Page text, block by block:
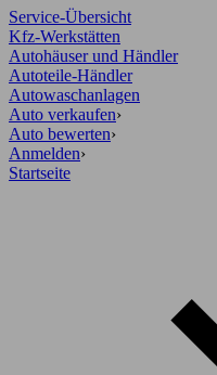
Service-Übersicht
Kfz-Werkstätten
Autohäuser und Händler
Autoteile-Händler
Autowaschanlagen
Auto verkaufen›
Auto bewerten›
Anmelden›
Startseite